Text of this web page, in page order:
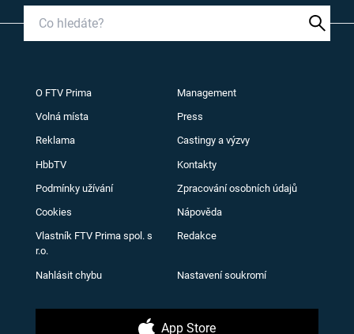
O FTV Prima Management
Volná místa Press
Reklama Castingy a výzvy
HbbTV Kontakty
Podmínky užívání Zpracování osobních údajů
Cookies Nápověda
Vlastník FTV Prima spol. s
r.o.
Redakce
Nahlásit chybu Nastavení soukromí
App Store